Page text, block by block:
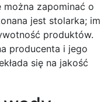
można zapominać o
jest stolarka; im
produktów.
producenta i jego
się na jakość